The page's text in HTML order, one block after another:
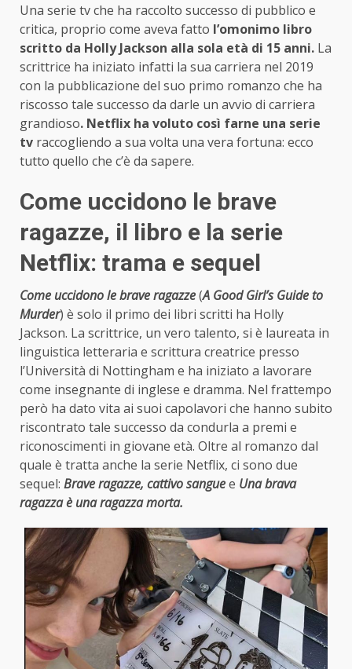
Una serie tv che ha raccolto successo di pubblico e
critica, proprio come aveva fatto l’omonimo libro
scritto da Holly Jackson alla sola età di 15 anni. La
scrittrice ha iniziato infatti la sua carriera nel 2019
con la pubblicazione del suo primo romanzo che ha
riscosso tale successo da darle un avvio di carriera
grandioso. Netflix ha voluto così farne una serie
tv raccogliendo a sua volta una vera fortuna: ecco
tutto quello che c’è da sapere.
Come uccidono le brave
ragazze, il libro e la serie
Netflix: trama e sequel
Come uccidono le brave ragazze(A Good Girl’s Guide to
Murder) è solo il primo dei libri scritti ha Holly
Jackson. La scrittrice, un vero talento, si è laureata in
linguistica letteraria e scrittura creatrice presso
l’Università di Nottingham e ha iniziato a lavorare
come insegnante di inglese e dramma. Nel frattempo
però ha dato vita ai suoi capolavori che hanno subito
riscontrato tale successo da condurla a premi e
riconoscimenti in giovane età. Oltre al romanzo dal
quale è tratta anche la serie Netflix, ci sono due
sequel: Brave ragazze, cattivo sanguee Una brava
ragazza è una ragazza morta.